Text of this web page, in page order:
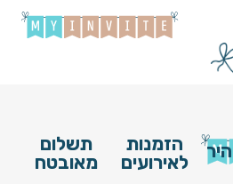
Brit
הזמנות
לאירועים
תשלום
מאובטח